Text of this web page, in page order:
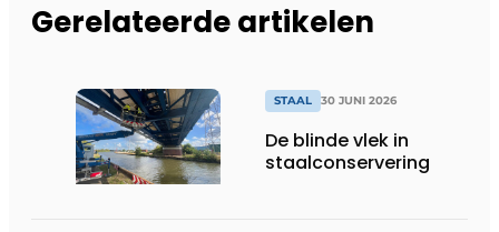
Gerelateerde artikelen
STAAL 30 JUNI 2026
De blinde vlek in
staalconservering